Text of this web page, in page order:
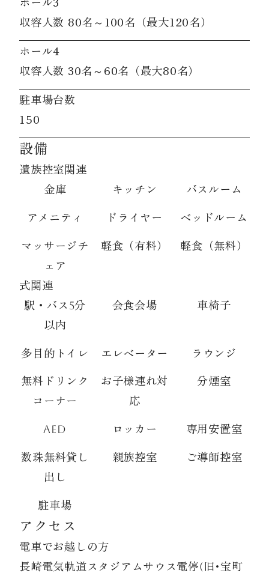
収容人数 80名～100名（最大120名）
ホール4
収容人数 30名～60名（最大80名）
駐車場台数
150
設備
遺族控室関連
金庫
キッチン バスルーム
アメニティ ドライヤー ベッドルーム
マッサージチ
ェア
軽食（有料） 軽食（無料）
式関連
駅・バス5分
以内
会食会場 車椅子
多目的トイレ エレベーター ラウンジ
無料ドリンク
コーナー
お子様連れ対
応
分煙室
AED ロッカー 専用安置室
数珠無料貸し
出し
親族控室 ご導師控室
駐車場
アクセス
電車でお越しの方
長崎電気軌道スタジアムサウス電停(旧･宝町